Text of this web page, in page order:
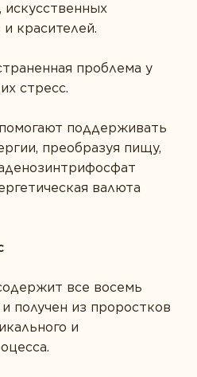
искусственных
красителей.
проблема у
стресс.
поддерживать
преобразуя пищу,
валюта
все восемь
получен из проростков
и